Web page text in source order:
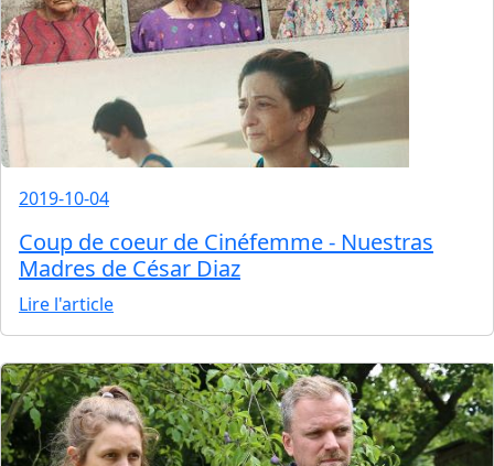
2019-10-04
Coup de coeur de Cinéfemme - Nuestras
Madres de César Diaz
Lire l'article